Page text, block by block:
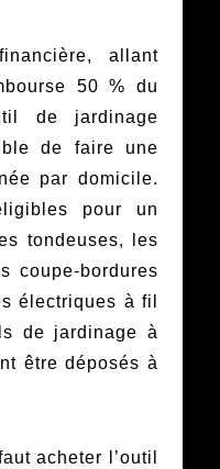
allant
50 % du
de jardinage
de faire une
par domicile.
pour un
tondeuses, les
coupe-bordures
électriques à fil
de jardinage à
être déposés à
acheter l’outil